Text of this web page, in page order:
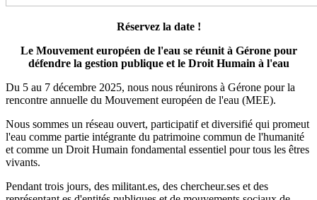
Réservez la date !
Le Mouvement européen de l'eau se réunit à Gérone pour
défendre la gestion publique et le Droit Humain à l'eau
Du 5 au 7 décembre 2025, nous nous réunirons à Gérone pour la
rencontre annuelle du Mouvement européen de l'eau (MEE).
Nous sommes un réseau ouvert, participatif et diversifié qui promeut
l'eau comme partie intégrante du patrimoine commun de l'humanité
et comme un Droit Humain fondamental essentiel pour tous les êtres
vivants.
Pendant trois jours, des militant.es, des chercheur.ses et des